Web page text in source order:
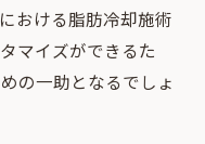
おける脂肪冷却施術
マイズができるた
の一助となるでしょ